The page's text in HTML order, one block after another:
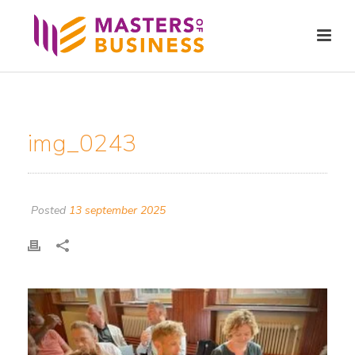
img_0243
Posted 13 september 2025